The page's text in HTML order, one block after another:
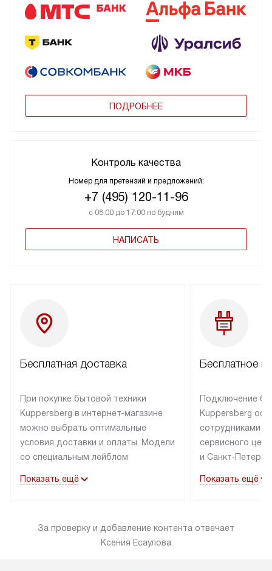
ПОДРОБНЕЕ
Контроль качества
Номер для претензий и предложений:
+7 (495) 120-11-96
с 08:00 до 17:00 по будням
НАПИСАТЬ
Бесплатная доставка
При покупке бытовой техники
Kuppersberg в интернет-магазине
можно выбрать оптимальные
условия доставки и оплаты. Модели
со специальным лейблом
в пределах МКАД до подъезда,
«в наличии» может быть отправлен
покупателю в течение трех дней.
Показать ещё
Бесплатное
Подключение
Kuppersberg
сотрудниками
сервисного
и Санкт-
подключается к
за пределы
Показать ещё
За проверку и добавление контента отвечает
Ксения Есаулова